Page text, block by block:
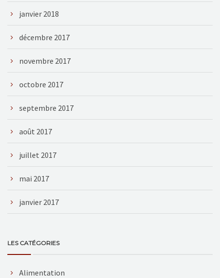
janvier 2018
décembre 2017
novembre 2017
octobre 2017
septembre 2017
août 2017
juillet 2017
mai 2017
janvier 2017
LES CATÉGORIES
Alimentation